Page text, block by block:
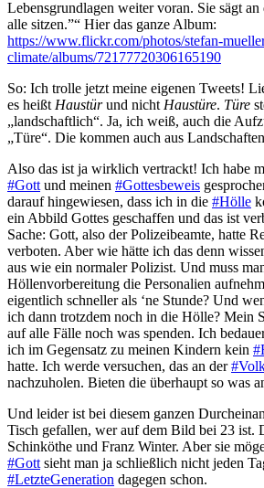
Lebensgrundlagen weiter voran. Sie sägt
alle sitzen.”“ Hier das ganze Album:
https://www.flickr.com/photos/stefan-
climate/albums/72177720306165190
So: Ich trolle jetzt meine eigenen Tweets!
es heißt Haustürund nicht Haustüre. Türe
„landschaftlich“. Ja, ich weiß, auch die
„Türe“. Die kommen auch aus
Also das ist ja wirklich vertrackt! Ich habe
#Gott und meinen #Gottesbeweis
darauf hingewiesen, dass ich in die #Hölle
ein Abbild Gottes geschaffen und das ist
Sache: Gott, also der Polizeibeamte, hatte
verboten. Aber wie hätte ich das denn
aus wie ein normaler Polizist. Und muss
Höllenvorbereitung die Personalien
eigentlich schneller als ‘ne Stunde? Und
ich dann trotzdem noch in die Hölle? Mein
auf alle Fälle noch was spenden. Ich
ich im Gegensatz zu meinen Kindern kein
hatte. Ich werde versuchen, das an der
nachzuholen. Bieten die überhaupt so was
Und leider ist bei diesem ganzen
Tisch gefallen, wer auf dem Bild bei 23 ist.
Schinköthe und Franz Winter. Aber sie
#Gott sieht man ja schließlich nicht jeden
#LetzteGeneration dagegen schon.